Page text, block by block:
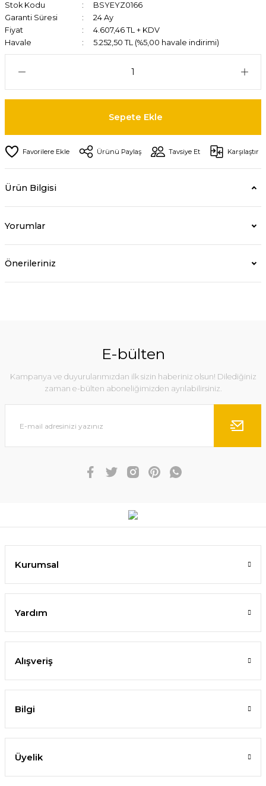
Stok Kodu
BSYEYZ0166
Garanti Süresi
24 Ay
Fiyat
4.607,46 TL + KDV
Havale
5.252,50 TL (%5,00 havale indirimi)
Sepete Ekle
Ürünü Paylaş Tavsiye Et Karşılaştır
Ürün Bilgisi
Yorumlar
Önerileriniz
E-bülten
Kampanya ve duyurularımızdan ilk sizin haberiniz olsun! Dilediğiniz
zaman e-bülten aboneliğimizden ayrılabilirsiniz.
Kurumsal
Yardım
Alışveriş
Bilgi
Üyelik